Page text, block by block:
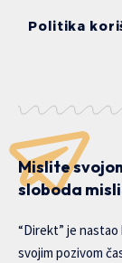
Politika
Mislite
sloboda
“Direkt” je nastao
svojim pozivom